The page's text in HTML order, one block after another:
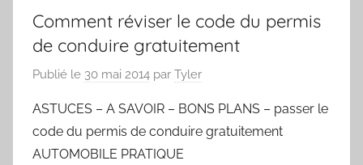
Comment réviser le code du permis
de conduire gratuitement
Publié le 30 mai 2014 par Tyler
ASTUCES – A SAVOIR – BONS PLANS – passer le
code du permis de conduire gratuitement
AUTOMOBILE PRATIQUE